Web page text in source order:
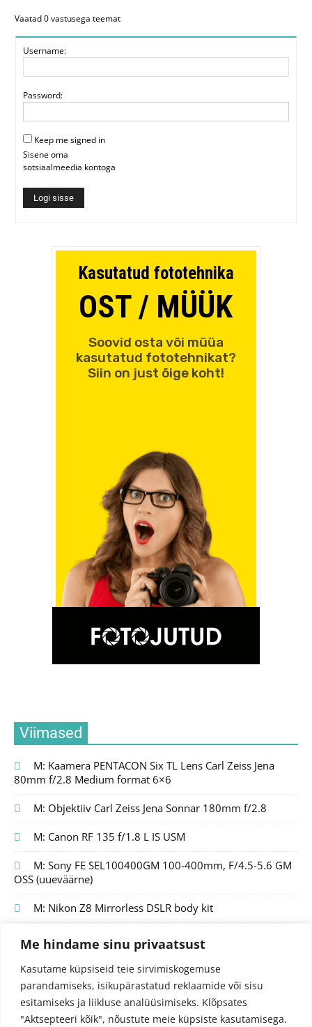
Me hindame sinu privaatsust
Kasutame küpsiseid teie sirvimiskogemuse
parandamiseks, isikupärastatud reklaamide või sisu
esitamiseks ja liikluse analüüsimiseks. Klõpsates
"Aktsepteeri kõik", nõustute meie küpsiste kasutamisega.
Vaatad 0 vastusega teemat
Username:
Password:
Keep me signed in
Sisene oma
sotsiaalmeedia kontoga
Logi sisse
Viimased
M: Kaamera PENTACON Six TL Lens Carl Zeiss Jena
80mm f/2.8 Medium format 6×6
M: Objektiiv Carl Zeiss Jena Sonnar 180mm f/2.8
M: Canon RF 135 f/1.8 L IS USM
M: Sony FE SEL100400GM 100-400mm, F/4.5-5.6 GM
OSS (uueväärne)
M: Nikon Z8 Mirrorless DSLR body kit